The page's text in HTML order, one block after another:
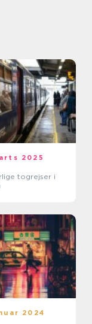
2025
togrejser i
2024